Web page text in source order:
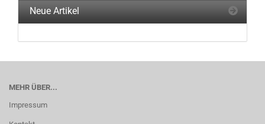
Neue Artikel
MEHR ÜBER...
Impressum